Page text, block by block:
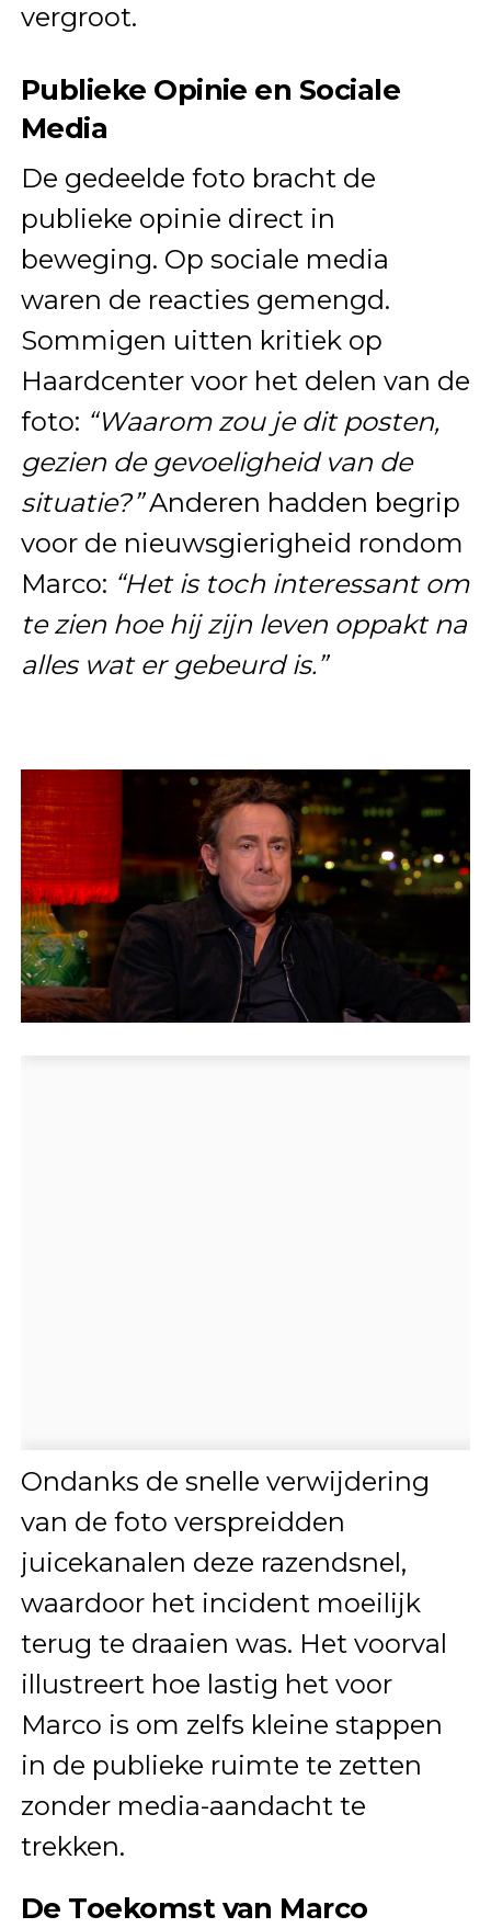
vergroot.
Publieke Opinie en Sociale
Media
De gedeelde foto bracht de
publieke opinie direct in
beweging. Op sociale media
waren de reacties gemengd.
Sommigen uitten kritiek op
Haardcenter voor het delen van de
foto: “Waarom zou je dit posten,
gezien de gevoeligheid van de
situatie?”Anderen hadden begrip
voor de nieuwsgierigheid rondom
Marco: “Het is toch interessant om
te zien hoe hij zijn leven oppakt na
alles wat er gebeurd is.”
Ondanks de snelle verwijdering
van de foto verspreidden
juicekanalen deze razendsnel,
waardoor het incident moeilijk
terug te draaien was. Het voorval
illustreert hoe lastig het voor
Marco is om zelfs kleine stappen
in de publieke ruimte te zetten
zonder media-aandacht te
trekken.
De Toekomst van Marco